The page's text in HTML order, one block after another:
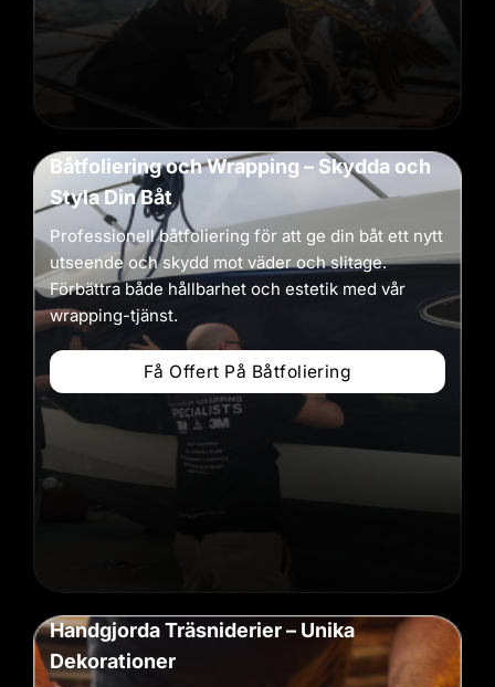
Båtfoliering och Wrapping – Skydda och
Styla Din Båt
Professionell båtfoliering för att ge din båt ett nytt
utseende och skydd mot väder och slitage.
Förbättra både hållbarhet och estetik med vår
wrapping-tjänst.
Få Offert På Båtfoliering
Handgjorda Träsniderier – Unika
Dekorationer